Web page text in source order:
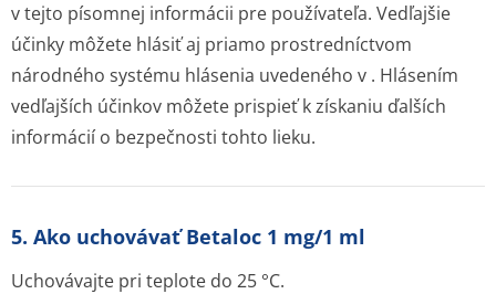
v tejto písomnej informácii pre používateľa. Vedľajšie
účinky môžete hlásiť aj priamo prostredníctvom
národného systému hlásenia uvedeného v . Hlásením
vedľajších účinkov môžete prispieť k získaniu ďalších
informácií o bezpečnosti tohto lieku.
5. Ako uchovávať Betaloc 1 mg/1 ml
Uchovávajte pri teplote do 25 °C.